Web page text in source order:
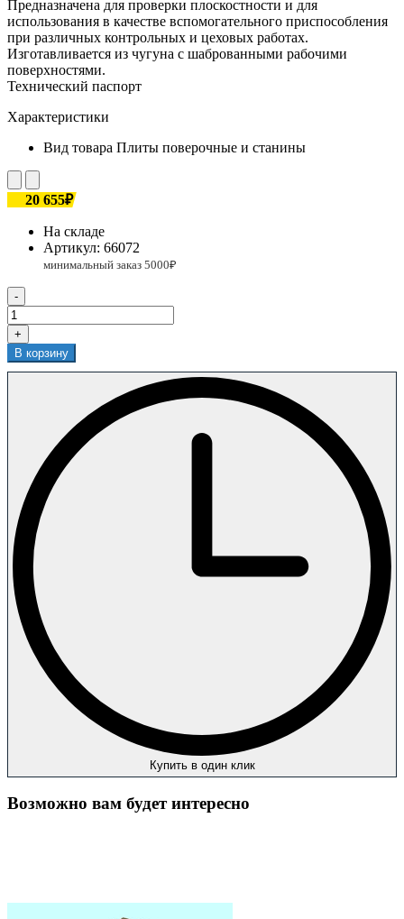
Предназначена для проверки плоскостности и для
использования в качестве вспомогательного приспособления
при различных контрольных и цеховых работах.
Изготавливается из чугуна с шаброванными рабочими
поверхностями.
Технический паспорт
Характеристики
Вид товара Плиты поверочные и станины
20 655₽
На складе
Артикул: 66072
-
+
В корзину
Купить в один клик
Возможно вам будет интересно